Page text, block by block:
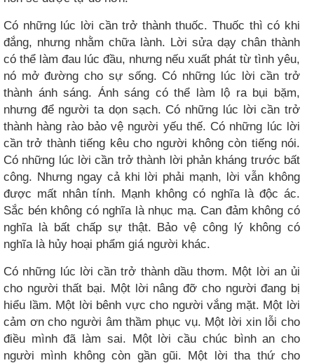
Có những lúc lời cần trở thành thuốc. Thuốc thì có khi
đắng, nhưng nhằm chữa lành. Lời sửa dạy chân thành
có thể làm đau lúc đầu, nhưng nếu xuất phát từ tình yêu,
nó mở đường cho sự sống. Có những lúc lời cần trở
thành ánh sáng. Ánh sáng có thể làm lộ ra bụi bặm,
nhưng để người ta dọn sạch. Có những lúc lời cần trở
thành hàng rào bảo vệ người yếu thế. Có những lúc lời
cần trở thành tiếng kêu cho người không còn tiếng nói.
Có những lúc lời cần trở thành lời phản kháng trước bất
công. Nhưng ngay cả khi lời phải mạnh, lời vẫn không
được mất nhân tính. Mạnh không có nghĩa là độc ác.
Sắc bén không có nghĩa là nhục mạ. Can đảm không có
nghĩa là bất chấp sự thật. Bảo vệ công lý không có
nghĩa là hủy hoại phẩm giá người khác.
Có những lúc lời cần trở thành dầu thơm. Một lời an ủi
cho người thất bại. Một lời nâng đỡ cho người đang bị
hiểu lầm. Một lời bênh vực cho người vắng mặt. Một lời
cảm ơn cho người âm thầm phục vụ. Một lời xin lỗi cho
điều mình đã làm sai. Một lời cầu chúc bình an cho
người mình không còn gần gũi. Một lời tha thứ cho